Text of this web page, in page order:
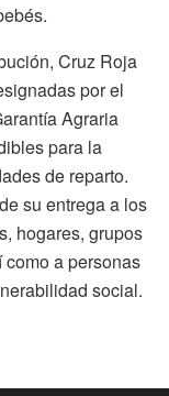
Cruz Roja
por el
Agraria
para la
de reparto.
su entrega a los
hogares, grupos
a personas
social.